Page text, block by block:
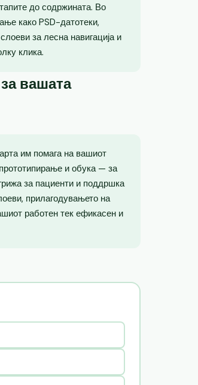
до содржината. Во
како PSD-датотеки,
за лесна навигација и
клика.
вашата
им помага на вашиот
и обука — за
за пациенти и поддршка
прилагодувањето на
работен тек ефикасен и